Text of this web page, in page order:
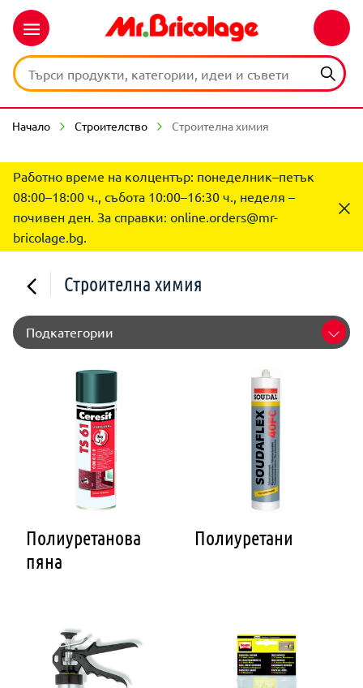
Начало Строителство Строителна химия
Работно време на колцентър: понеделник–петък
08:00–18:00 ч., събота 10:00–16:30 ч., неделя –
почивен ден. За справки: online.orders@mr-
bricolage.bg.
Строителна химия
Подкатегории
Полиуретанова
пяна
Полиуретани